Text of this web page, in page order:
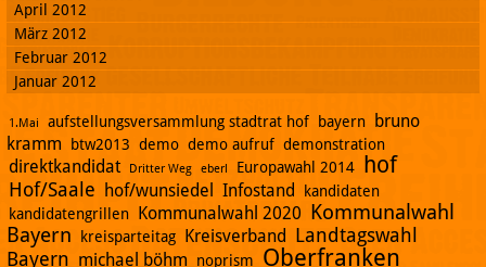
April 2012
März 2012
Februar 2012
Januar 2012
1.Mai aufstellungsversammlung stadtrat hof bayern
bruno
kramm
btw2013 demo demo aufruf demonstration
direktkandidat Dritter Weg eberl Europawahl 2014 hof
Hof/Saale hof/wunsiedel Infostand
kandidaten
kandidatengrillen
Kommunalwahl 2020 Kommunalwahl
Bayern
kreisparteitag Kreisverband Landtagswahl
Bayern michael böhm noprism Oberfranken